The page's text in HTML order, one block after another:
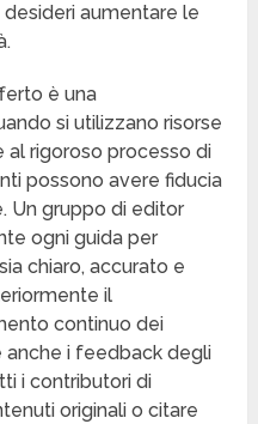
aumentare le
è una
si utilizzano risorse
al rigoroso processo di
possono avere fiducia
Un gruppo di editor
ogni guida per
chiaro, accurato e
il
continuo dei
anche i feedback degli
i contributori di
originali o citare